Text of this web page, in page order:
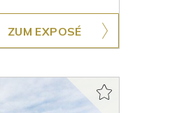
ZUM EXPOSÉ